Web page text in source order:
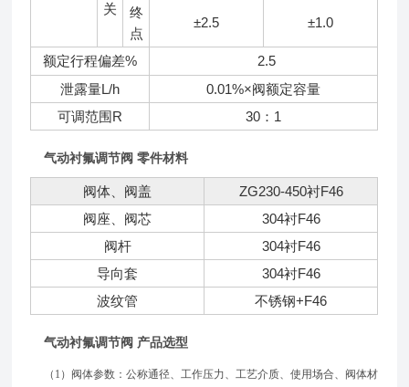
关
终
点
±2.5 ±1.0
额定行程偏差% ≤2.5
泄露量L/h
0.01%×阀额定容量
可调范围R
30：1
气动衬氟调节阀 零件材料
阀体、阀盖
ZG230-450衬F46
阀座、阀芯
304衬F46
阀杆
304衬F46
导向套
304衬F46
波纹管
不锈钢+F46
气动衬氟调节阀 产品选型
（1）阀体参数：公称通径、工作压力、工艺介质、使用场合、阀体材